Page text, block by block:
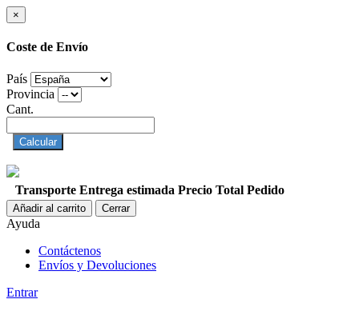
×
Coste de Envío
País
Provincia
Cant.
Calcular
Transporte Entrega estimada Precio Total Pedido
Añadir al carrito Cerrar
Ayuda
Contáctenos
Envíos y Devoluciones
Entrar